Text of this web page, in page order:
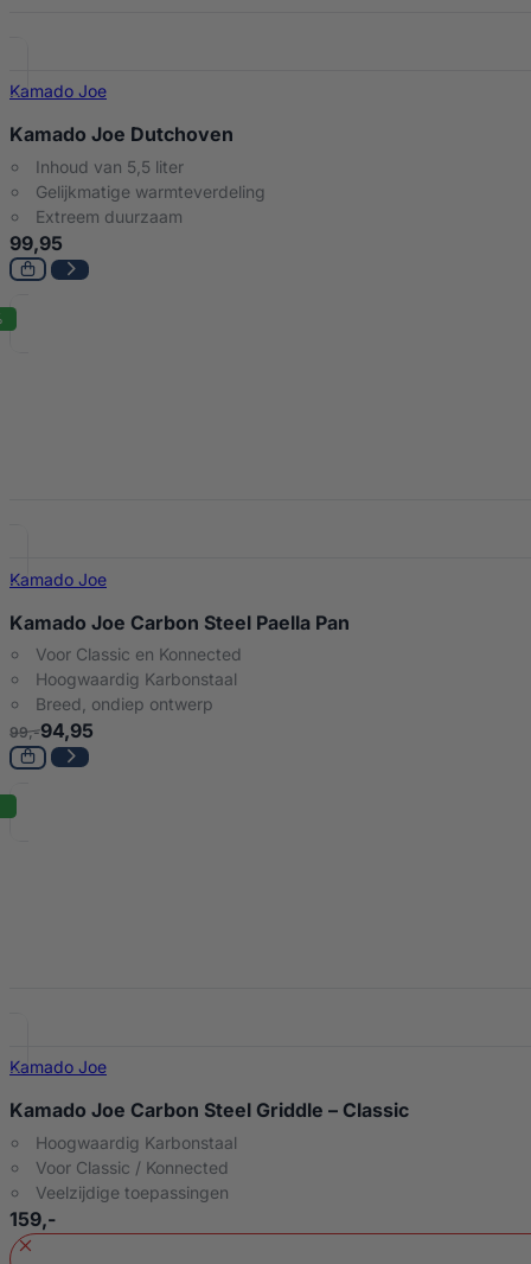
Kamado Joe
Kamado Joe Dutchoven
Inhoud van 5,5 liter
Gelijkmatige warmteverdeling
Extreem duurzaam
99,95
Kamado Joe
Kamado Joe Carbon Steel Paella Pan
Voor Classic en Konnected
Hoogwaardig Karbonstaal
Breed, ondiep ontwerp
99,-94,95
Kamado Joe
Kamado Joe Carbon Steel Griddle – Classic
Hoogwaardig Karbonstaal
Voor Classic / Konnected
Veelzijdige toepassingen
159,-